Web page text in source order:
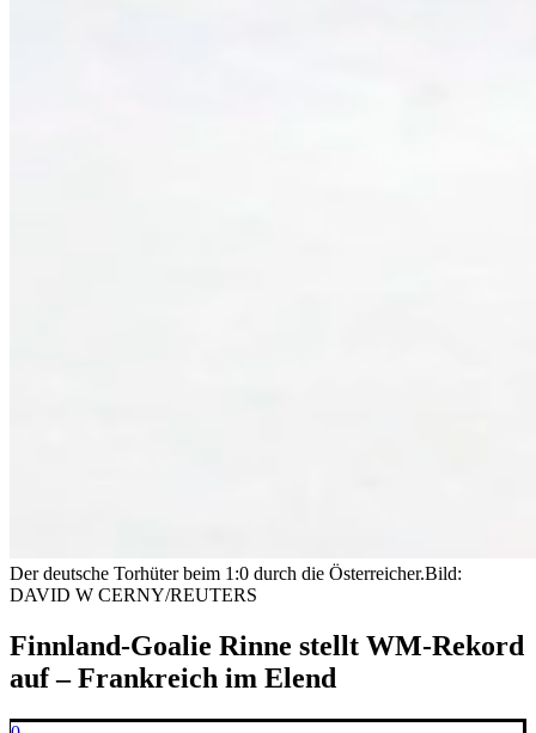
Der deutsche Torhüter beim 1:0 durch die Österreicher.Bild:
DAVID W CERNY/REUTERS
Finnland-Goalie Rinne stellt WM-Rekord
auf – Frankreich im Elend